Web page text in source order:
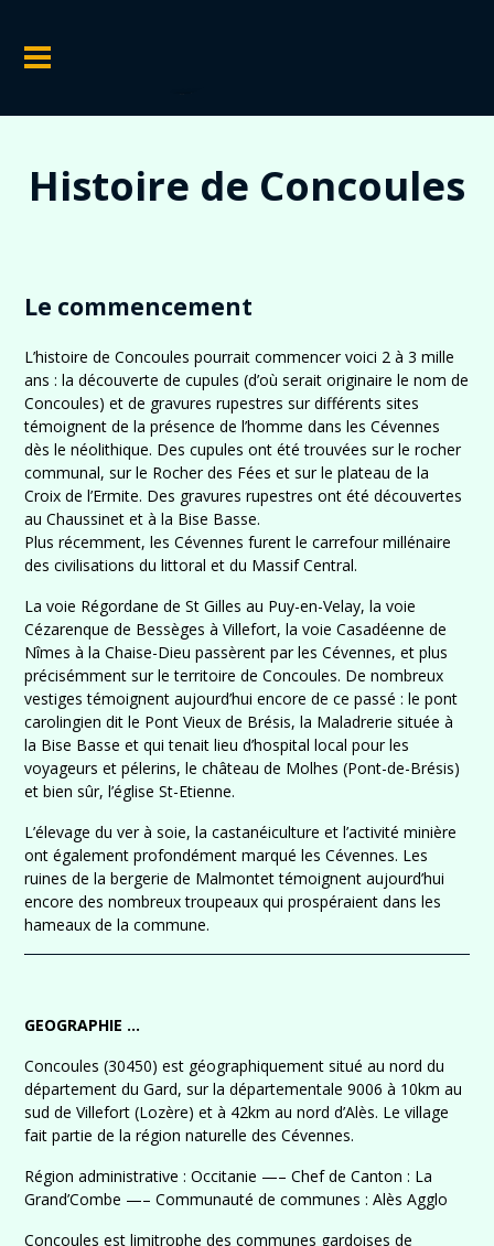
Histoire de Concoules
Le commencement
L’histoire de Concoules pourrait commencer voici 2 à 3 mille
ans : la découverte de cupules (d’où serait originaire le nom de
Concoules) et de gravures rupestres sur différents sites
témoignent de la présence de l’homme dans les Cévennes
dès le néolithique. Des cupules ont été trouvées sur le rocher
communal, sur le Rocher des Fées et sur le plateau de la
Croix de l’Ermite. Des gravures rupestres ont été découvertes
au Chaussinet et à la Bise Basse.
Plus récemment, les Cévennes furent le carrefour millénaire
des civilisations du littoral et du Massif Central.
La voie Régordane de St Gilles au Puy-en-Velay, la voie
Cézarenque de Bessèges à Villefort, la voie Casadéenne de
Nîmes à la Chaise-Dieu passèrent par les Cévennes, et plus
précisémment sur le territoire de Concoules. De nombreux
vestiges témoignent aujourd’hui encore de ce passé : le pont
carolingien dit le Pont Vieux de Brésis, la Maladrerie située à
la Bise Basse et qui tenait lieu d’hospital local pour les
voyageurs et pélerins, le château de Molhes (Pont-de-Brésis)
et bien sûr, l’église St-Etienne.
L’élevage du ver à soie, la castanéiculture et l’activité minière
ont également profondément marqué les Cévennes. Les
ruines de la bergerie de Malmontet témoignent aujourd’hui
encore des nombreux troupeaux qui prospéraient dans les
hameaux de la commune.
GEOGRAPHIE …
Concoules (30450) est géographiquement situé au nord du
département du Gard, sur la départementale 9006 à 10km au
sud de Villefort (Lozère) et à 42km au nord d’Alès. Le village
fait partie de la région naturelle des Cévennes.
Région administrative : Occitanie —– Chef de Canton : La
Grand’Combe —– Communauté de communes : Alès Agglo
Concoules est limitrophe des communes gardoises de